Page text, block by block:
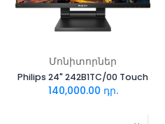
Մոնիտորներ
Philips 24" 242B1TC/00 Touch
140,000.00 դր.